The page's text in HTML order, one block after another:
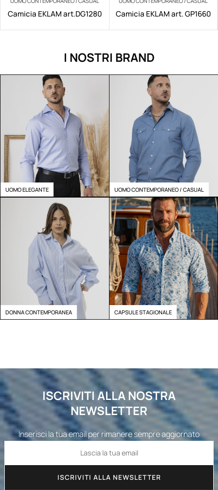
Camicia EKLAM art.DG1280 Camicia EKLAM art. GP1660
I NOSTRI BRAND
UOMO ELEGANTE UOMO CONTEMPORANEO / CASUAL
DONNA CONTEMPORANEA CAPSULE STAGIONALE
ISCRIVITI ALLA NOSTRA
NEWSLETTER
Inserisci la tua email per rimanere sempre aggiornato
ISCRIVITI ALLA NEWSLETTER